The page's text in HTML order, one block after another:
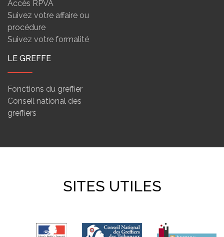
Accès RPVA
Suivez votre affaire ou
procédure
Suivez votre formalité
LE GREFFE
Fonctions du greffier
Conseil national des
greffiers
SITES UTILES